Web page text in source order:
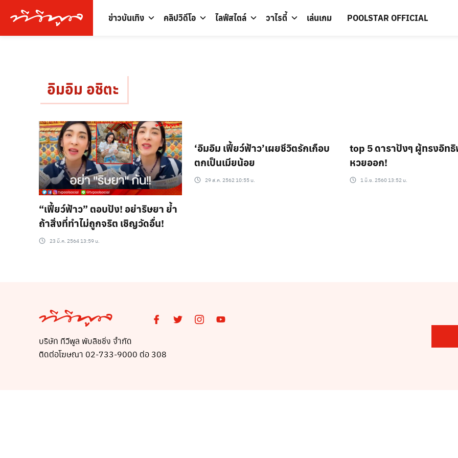
ข่าวบันเทิง คลิปวิดีโอ ไลฟ์สไตล์ วาไรตี้ เล่นเกม POOLSTAR OFFICIAL
อิมอิม อชิตะ
“เฟี้ยว์ฟ้าว” ตอบปัง! อย่าริษยา ย้ำ
ถ้าสิ่งที่ทำไม่ถูกจริต เชิญวัดอื่น!
23 มี.ค. 2564 13:59 น.
‘อิมอิม เฟี้ยว์ฟ้าว’เผยชีวิตรักเกือบ
ตกเป็นเมียน้อย
29 ส.ค. 2562 10:55 น.
top 5 ดาราปังๆ ผู้ทรงอิทธิพล วัน
หวยออก!
1 มิ.ย. 2560 13:52 น.
บริษัท ทีวีพูล พับลิชชิ่ง จำกัด
ติดต่อโฆษณา 02-733-9000 ต่อ 308